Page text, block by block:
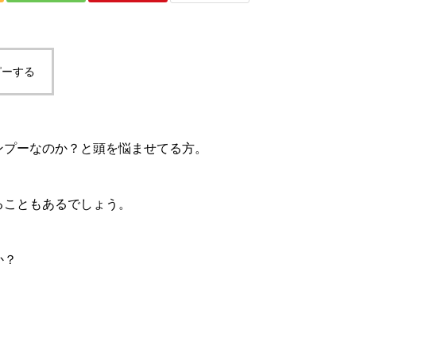
する
ーなのか？と頭を悩ませてる方。
ともあるでしょう。